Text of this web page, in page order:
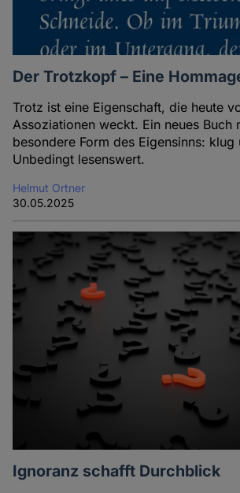
Der Trotzkopf – Eine
Trotz ist eine Eigenschaft, die heute
Assoziationen weckt. Ein neues Buch
besondere Form des Eigensinns: klug
Unbedingt lesenswert.
Helmut Ortner
30.05.2025
Ignoranz schafft Durchblick